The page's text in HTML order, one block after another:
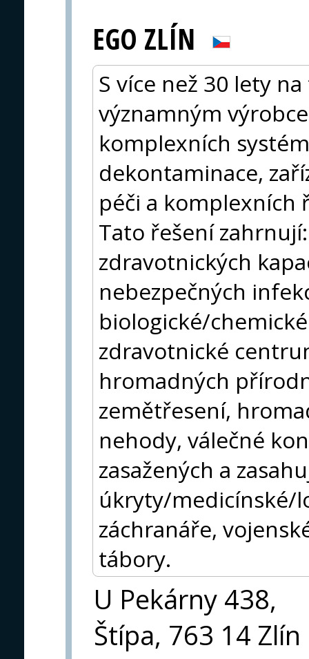
EGO ZLÍN
S více než 30 lety
významným
komplexních
dekontaminace,
péči a komplexních
Tato řešení
zdravotnických
nebezpečných
biologické/
zdravotnické
hromadných
zemětřesení,
nehody, válečné
zasažených a
úkryty/medicínské/
záchranáře,
tábory.
U Pekárny 438,
Štípa, 763 14 Zlín